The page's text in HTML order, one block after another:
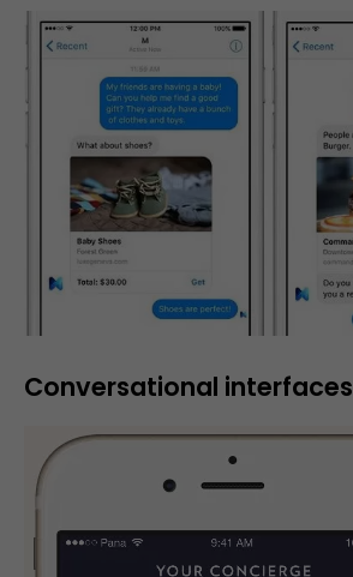
Conversational interfaces